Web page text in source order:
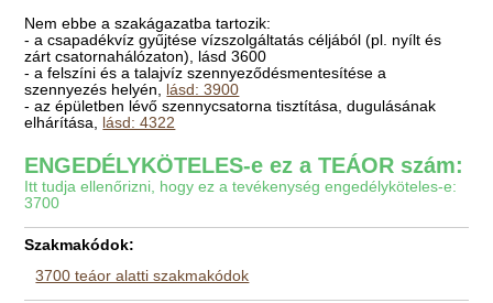
Nem ebbe a szakágazatba tartozik:
- a csapadékvíz gyűjtése vízszolgáltatás céljából (pl. nyílt és
zárt csatornahálózaton), lásd 3600
- a felszíni és a talajvíz szennyeződésmentesítése a
szennyezés helyén, lásd: 3900
- az épületben lévő szennycsatorna tisztítása, dugulásának
elhárítása, lásd: 4322
ENGEDÉLYKÖTELES-e ez a TEÁOR szám:
Itt tudja ellenőrizni, hogy ez a tevékenység engedélyköteles-e:
3700
Szakmakódok:
3700 teáor alatti szakmakódok